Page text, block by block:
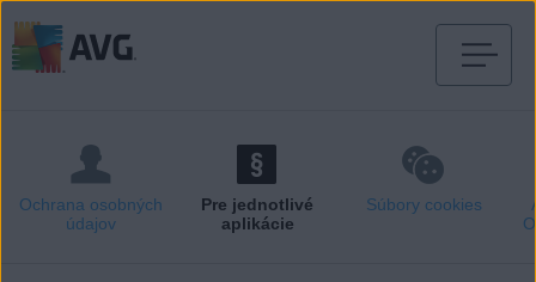
Ochrana osobných
údajov
Pre jednotlivé
aplikácie
Súbory cookies